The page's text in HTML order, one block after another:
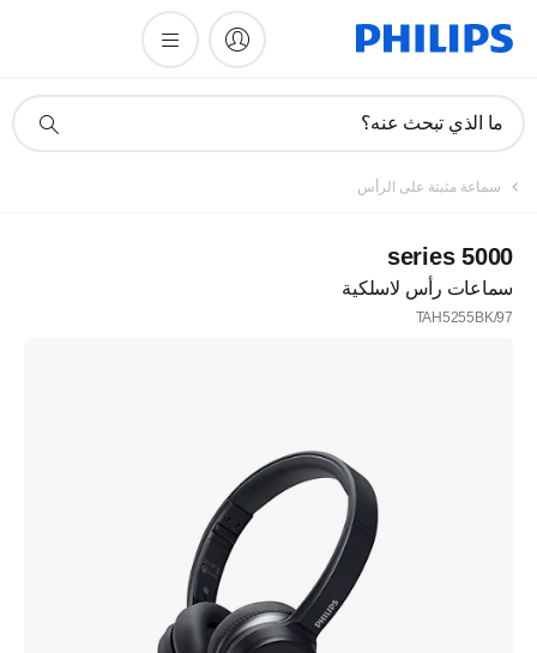
دعم
ما الذي تبحث عنه؟
سماعة مثبتة على الرأس
5000 series
سماعات رأس لاسلكية
TAH5255BK/97